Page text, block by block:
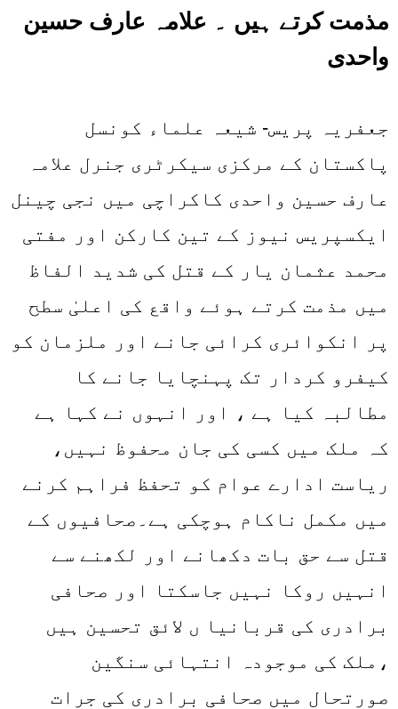
مذمت کرتے ہیں ۔ علامہ عارف حسین
واحدی
جعفریہ پریس- شیعہ علماء کونسل
پاکستان کے مرکزی سیکرٹری جنرل علامہ
عارف حسین واحدی کاکراچی میں نجی چینل
ایکسپریس نیوز کے تین کارکن اور مفتی
محمد عثمان یار کے قتل کی شدید الفاظ
میں مذمت کرتے ہوئے واقع کی اعلیٰ سطح
پر انکوائری کرائی جانے اور ملزمان کو
کیفرو کردار تک پہنچایا جانے کا
مطالبہ کیا ہے ، اور انہوں نے کہا ہے
کہ ملک میں کسی کی جان محفوظ نہیں،
ریاست ادارے عوام کو تحفظ فراہم کرنے
میں مکمل ناکام ہوچکی ہے۔صحافیوں کے
قتل سے حق بات دکھانے اور لکھنے سے
انہیں روکا نہیں جاسکتا اور صحافی
برادری کی قربانیا ں لائق تحسین ہیں
،ملک کی موجودہ انتہائی سنگین
صورتحال میں صحافی برادری کی جرات